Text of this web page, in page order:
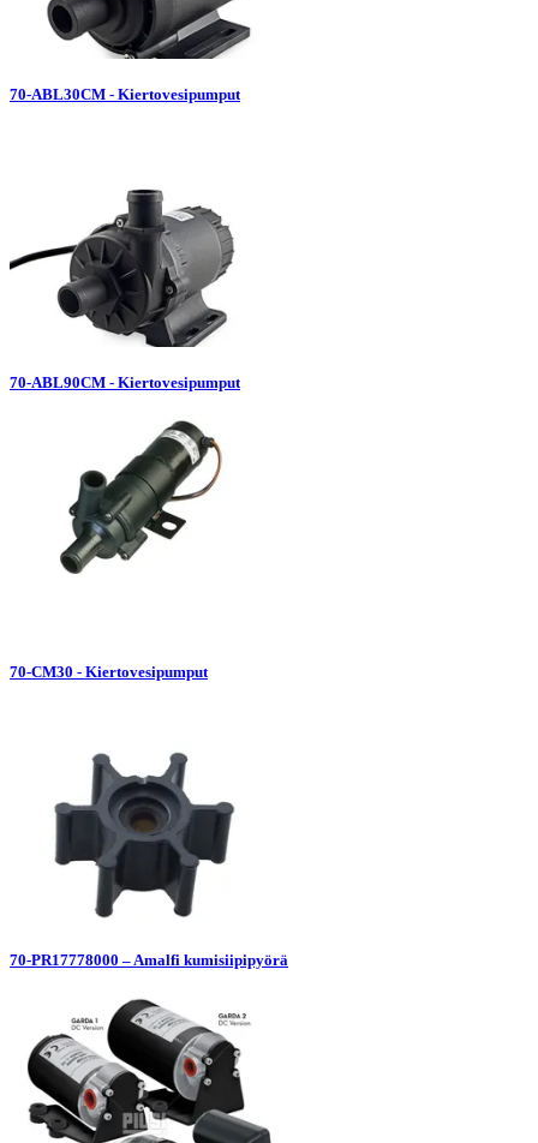
70-ABL30CM - Kiertovesipumput
70-ABL90CM - Kiertovesipumput
70-CM30 - Kiertovesipumput
70-PR17778000 – Amalfi kumisiipipyörä